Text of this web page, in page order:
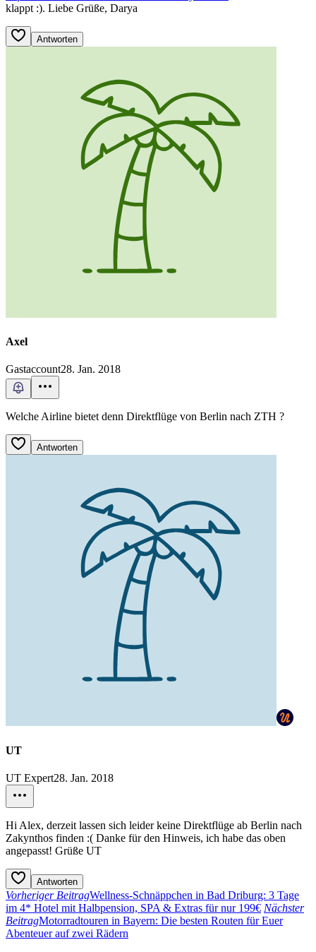
klappt :). Liebe Grüße, Darya
Antworten
Axel
Gastaccount28. Jan. 2018
Welche Airline bietet denn Direktflüge von Berlin nach ZTH ?
Antworten
UT
UT Expert28. Jan. 2018
Hi Alex, derzeit lassen sich leider keine Direktflüge ab Berlin nach
Zakynthos finden :( Danke für den Hinweis, ich habe das oben
angepasst! Grüße UT
Antworten
Vorheriger BeitragWellness-Schnäppchen in Bad Driburg: 3 Tage
im 4* Hotel mit Halbpension, SPA & Extras für nur 199€ Nächster
BeitragMotorradtouren in Bayern: Die besten Routen für Euer
Abenteuer auf zwei Rädern